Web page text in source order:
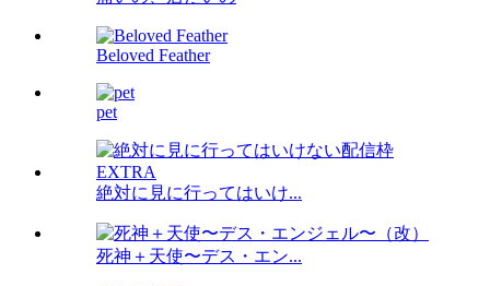
Beloved Feather
pet
絶対に見に行ってはいけ...
死神＋天使〜デス・エン...